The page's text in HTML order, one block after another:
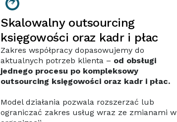
Skalowalny outsourcing
księgowości oraz kadr i płac
Zakres współpracy dopasowujemy do
aktualnych potrzeb klienta – od obsługi
jednego procesu po kompleksowy
outsourcing księgowości oraz kadr i płac.
Model działania pozwala rozszerzać lub
ograniczać zakres usług wraz ze zmianami w